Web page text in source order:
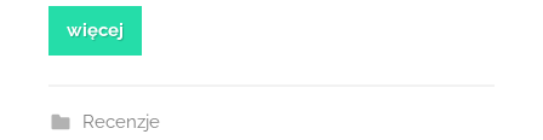
więcej
Recenzje